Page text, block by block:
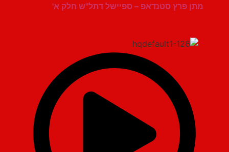
מתן פרץ סטנדאפ – ספיישל דתל"ש חלק א'